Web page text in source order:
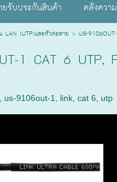
ยรับประกันสินค้า คลังควา
(UTP)และหัวต่อสาย > US-
1 CAT 6 UTP,
us-9106out-1 link ,cat 6 utp